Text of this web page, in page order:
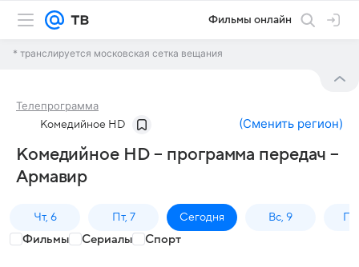
Фильмы онлайн
* транслируется московская сетка вещания
Телепрограмма
Комедийное HD (Сменить регион)
Комедийное HD – программа передач –
Армавир
Чт, 6 Пт, 7 Сегодня Вс, 9
Фильмы Сериалы Спорт